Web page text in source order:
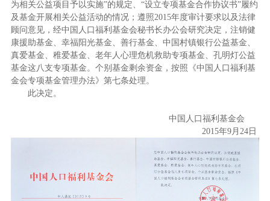
为相关公益项目予以实施”的规定、“设立专项基金合作协议书”履约
及基金开展相关公益活动的情况；遵照2015年度审计要求以及法律
顾问意见，经中国人口福利基金会秘书长办公会研究决定，注销健
康援助基金、幸福阳光基金、善行基金、中国村镇银行公益基金、
真爱基金、稚爱基金、老年人心理危机救助专项基金、孔明灯公益
基金这八支专项基金。个别基金剩余资金，按照《中国人口福利基
金会专项基金管理办法》第七条处理。
此决定。
中国人口福利基金会
2015年9月24日